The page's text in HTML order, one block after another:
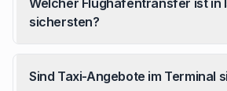
sichersten?
Sind Taxi-Angebote im Terminal